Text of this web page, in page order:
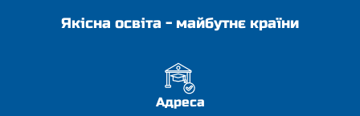
Якісна освіта - майбутнє країни
Адреса